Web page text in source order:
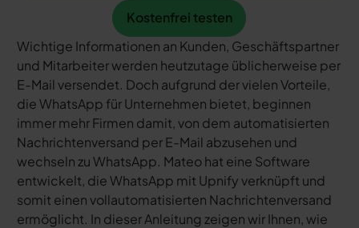
Kostenfrei testen
Kostenfrei testen
Wichtige Informationen an Kunden, Geschäftspartner
und Mitarbeiter werden heutzutage üblicherweise per
E-Mail versendet. Doch aufgrund der vielen Vorteile,
die WhatsApp für Unternehmen bietet, beginnen
immer mehr Firmen damit, von dem automatisierten
Nachrichtenversand per E-Mail abzusehen und
wechseln zu WhatsApp. Mateo hat eine Software
entwickelt, die WhatsApp mit Upnify verknüpft und
somit einen vollautomatisierten Nachrichtenversand
ermöglicht. In dieser Anleitung zeigen wir Ihnen, wie